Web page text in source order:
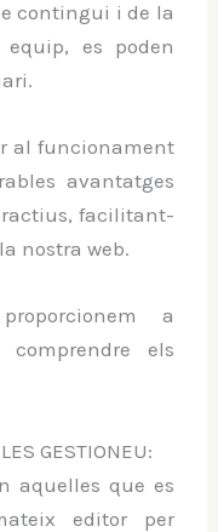
contingui i de la
es poden
al funcionament
avantatges
facilitant-
nostra web.
a
els
GESTIONEU:
aquelles que es
editor per